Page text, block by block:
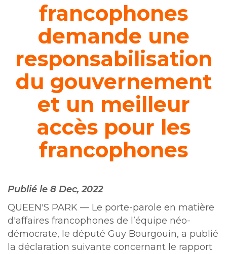
francophones
demande une
responsabilisation
du gouvernement
et un meilleur
accès pour les
francophones
Publié le 8 Dec, 2022
QUEEN'S PARK — Le porte-parole en matière
d'affaires francophones de l’équipe néo-
démocrate, le député Guy Bourgouin, a publié
la déclaration suivante concernant le rapport